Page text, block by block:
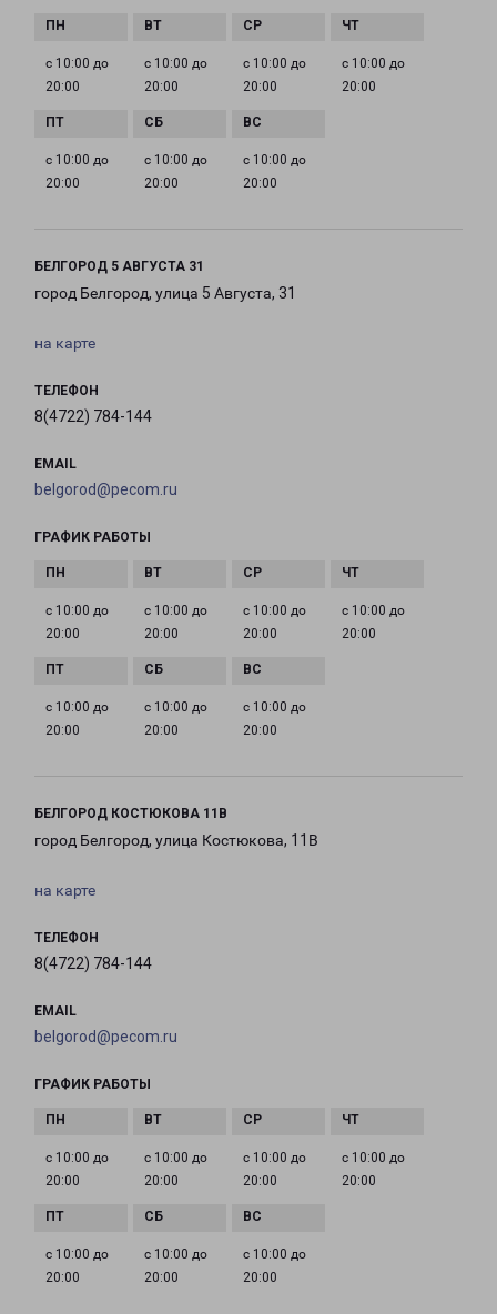
с 10:00 до
20:00
с 10:00 до
20:00
с 10:00 до
20:00
с 10:00 до
20:00
с 10:00 до
20:00
с 10:00 до
20:00
с 10:00 до
20:00
БЕЛГОРОД 5 АВГУСТА 31
город Белгород, улица 5 Августа, 31
на карте
ТЕЛЕФОН
8(4722) 784-144
EMAIL
belgorod@pecom.ru
ГРАФИК РАБОТЫ
с 10:00 до
20:00
с 10:00 до
20:00
с 10:00 до
20:00
с 10:00 до
20:00
с 10:00 до
20:00
с 10:00 до
20:00
с 10:00 до
20:00
БЕЛГОРОД КОСТЮКОВА 11В
город Белгород, улица Костюкова, 11В
на карте
ТЕЛЕФОН
8(4722) 784-144
EMAIL
belgorod@pecom.ru
ГРАФИК РАБОТЫ
с 10:00 до
20:00
с 10:00 до
20:00
с 10:00 до
20:00
с 10:00 до
20:00
с 10:00 до
20:00
с 10:00 до
20:00
с 10:00 до
20:00